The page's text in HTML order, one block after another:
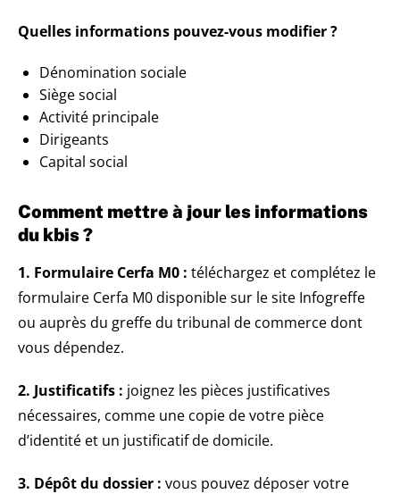
Quelles informations pouvez-vous modifier ?
Dénomination sociale
Siège social
Activité principale
Dirigeants
Capital social
Comment mettre à jour les informations
du kbis ?
1. Formulaire Cerfa M0 : téléchargez et complétez le
formulaire Cerfa M0 disponible sur le site Infogreffe
ou auprès du greffe du tribunal de commerce dont
vous dépendez.
2. Justificatifs : joignez les pièces justificatives
nécessaires, comme une copie de votre pièce
d’identité et un justificatif de domicile.
3. Dépôt du dossier : vous pouvez déposer votre